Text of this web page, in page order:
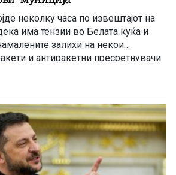
неколку часа по извештајот на
има тензии во Белата куќа и
залихи на некои
и антиракетни пресретнувачи
кампања против Иран